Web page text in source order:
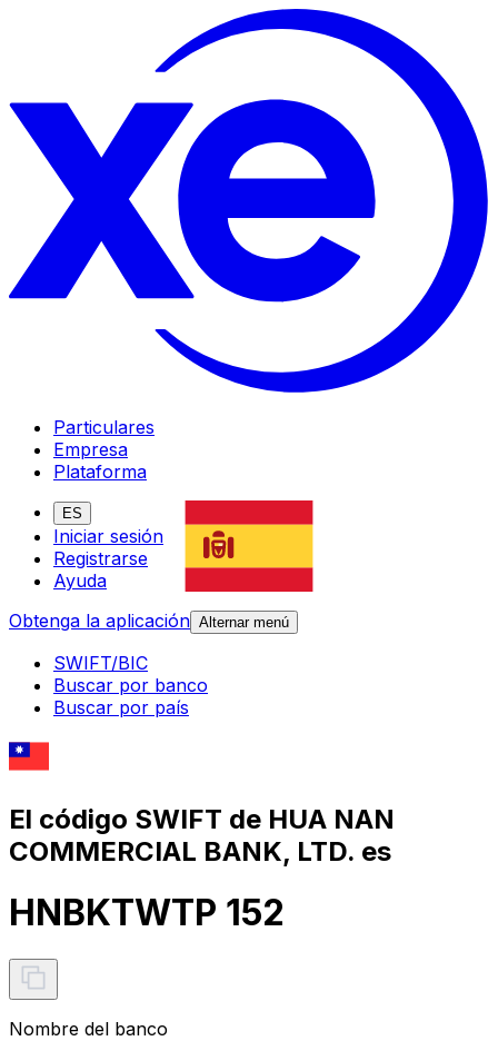
Particulares
Empresa
Plataforma
ES
Iniciar sesión
Registrarse
Ayuda
Obtenga la aplicación Alternar menú
SWIFT/BIC
Buscar por banco
Buscar por país
El código SWIFT de HUA NAN
COMMERCIAL BANK, LTD. es
HNBKTWTP 152
Nombre del banco